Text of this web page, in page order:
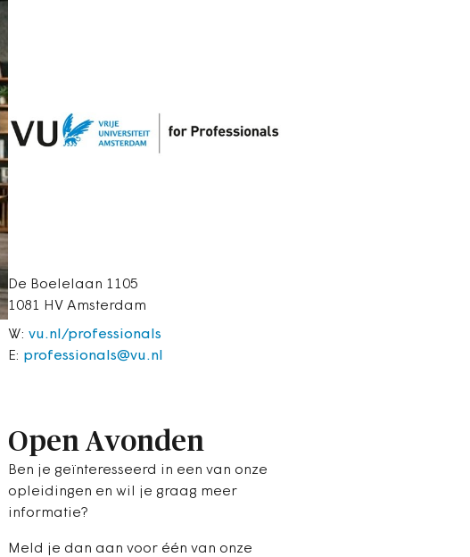
De Boelelaan 1105
1081 HV Amsterdam
W: vu.nl/professionals
E: professionals@vu.nl
Open Avonden
Ben je geïnteresseerd in een van onze
opleidingen en wil je graag meer
informatie?
Meld je dan aan voor één van onze